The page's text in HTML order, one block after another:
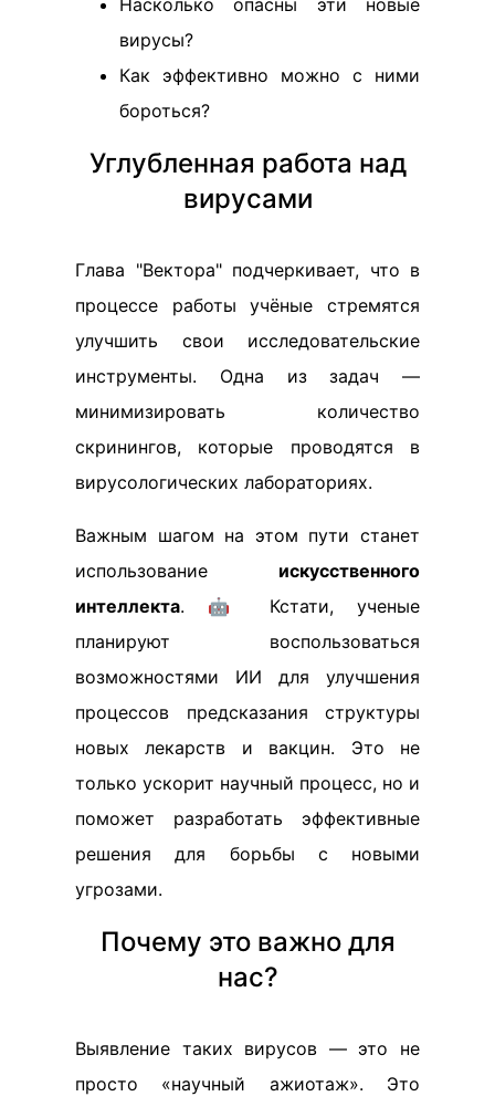
Насколько опасны эти новые
вирусы?
Как эффективно можно с ними
бороться?
Углубленная работа над
вирусами
Глава "Вектора" подчеркивает, что в
процессе работы учёные стремятся
улучшить свои исследовательские
инструменты. Одна из задач —
минимизировать количество
скринингов, которые проводятся в
вирусологических лабораториях.
Важным шагом на этом пути станет
использование искусственного
интеллекта. 🤖 Кстати, ученые
планируют воспользоваться
возможностями ИИ для улучшения
процессов предсказания структуры
новых лекарств и вакцин. Это не
только ускорит научный процесс, но и
поможет разработать эффективные
решения для борьбы с новыми
угрозами.
Почему это важно для
нас?
Выявление таких вирусов — это не
просто «научный ажиотаж». Это